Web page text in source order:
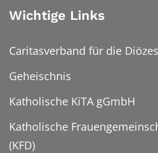
Wichtige Links
Caritasverband für die
Geheischnis
Katholische KiTA gGmbH
Katholische
(KFD)